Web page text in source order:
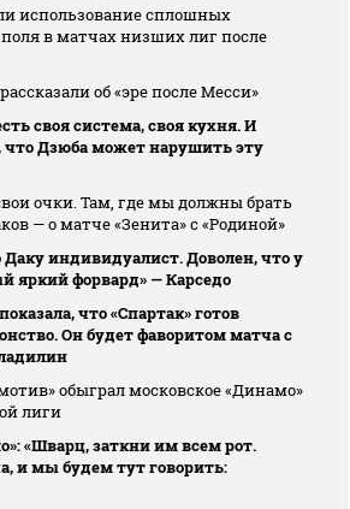
использование сплошных
в матчах низших лиг после
об «эре после Месси»
своя система, своя кухня. И
что Дзюба может нарушить эту
очки. Там, где мы должны брать
— о матче «Зенита» с «Родиной»
Даку индивидуалист. Доволен, что у
яркий форвард» — Карседо
что «Спартак» готов
Он будет фаворитом матча с
обыграл московское «Динамо»
лиги
«Шварц, заткни им всем рот.
и мы будем тут говорить: